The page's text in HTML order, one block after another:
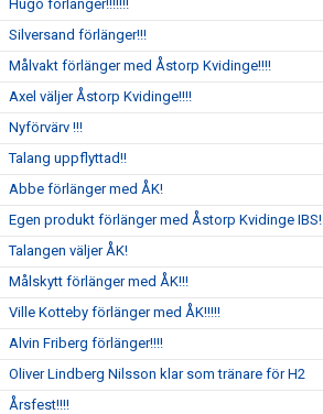
Hugo förlänger!!!!!!!
Silversand förlänger!!!
Målvakt förlänger med Åstorp Kvidinge!!!!
Axel väljer Åstorp Kvidinge!!!!
Nyförvärv !!!
Talang uppflyttad!!
Abbe förlänger med ÅK!
Egen produkt förlänger med Åstorp Kvidinge IBS!
Talangen väljer ÅK!
Målskytt förlänger med ÅK!!!
Ville Kotteby förlänger med ÅK!!!!!
Alvin Friberg förlänger!!!!
Oliver Lindberg Nilsson klar som tränare för H2
Årsfest!!!!